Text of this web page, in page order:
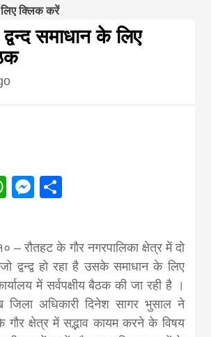
of
brings
from
क्लिक करें
समाधान के लिए
WhatsApp
Messenger
– रौतहट के गौर नगरपालिका क्षेत्र में दो
द्वन्द्व हो रहा है उसके समाधान के लिए
में सर्वपक्षीय बैठक की जा रही है ।
अधिकारी दिनेश सागर भुसाल ने
गौर क्षेत्र में सद्भाव कायम करने के विषय